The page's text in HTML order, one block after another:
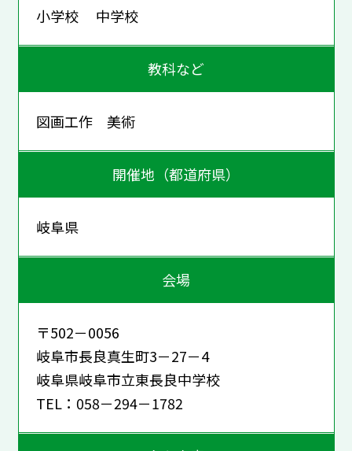
小学校 中学校
教科など
図画工作 美術
開催地（都道府県）
岐阜県
会場
〒502－0056
岐阜市長良真生町3－27－4
岐阜県岐阜市立東長良中学校
TEL：058－294－1782